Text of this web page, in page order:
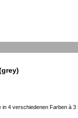
in 4 verschiedenen Farben à 3